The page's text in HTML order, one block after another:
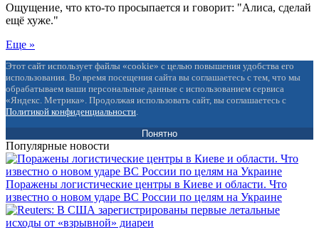
Ощущение, что кто-то просыпается и говорит: "Алиса, сделай
ещё хуже."
Еще »
Этот сайт использует файлы «cookie» с целью повышения удобства его
использования. Во время посещения сайта вы соглашаетесь с тем, что мы
обрабатываем ваши персональные данные с использованием сервиса
«Яндекс. Метрика». Продолжая использовать сайт, вы соглашаетесь с
Политикой конфиденциальности
Понятно
Популярные новости
Поражены логистические центры в Киеве и области. Что
известно о новом ударе ВС России по целям на Украине